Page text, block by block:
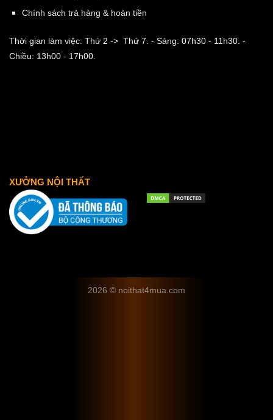
Chính sách trả hàng & hoàn tiền
Thời gian làm việc: Thứ 2 -> Thứ 7. - Sáng: 07h30 - 11h30. -
Chiều: 13h00 - 17h00.
XƯỞNG NỘI THẤT
2026 © noithat4mua.com